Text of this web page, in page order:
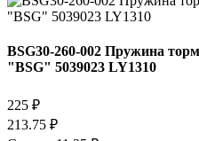
BSG30-260-002 Пружина
"BSG" 5039023 LY1310
225 ₽
213.75 ₽